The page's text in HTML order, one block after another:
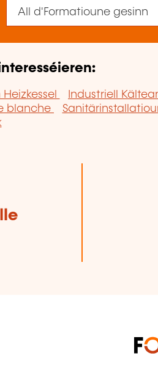
All d'Formatioune gesinn
Industriell
blanche